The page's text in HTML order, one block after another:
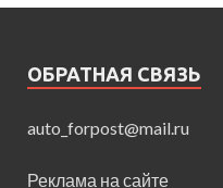
ОБРАТНАЯ СВЯЗЬ
auto_forpost@mail.ru
Реклама на сайте